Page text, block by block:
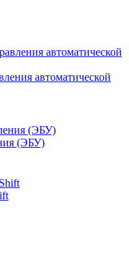
автоматической
(ЭБУ)